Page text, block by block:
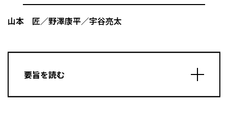
山本 匠／野澤康平／宇谷亮太
要旨を読む